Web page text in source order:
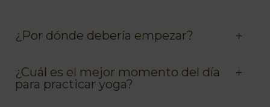
¿Por dónde debería empezar?
¿Cuál es el mejor momento del día
para practicar yoga?